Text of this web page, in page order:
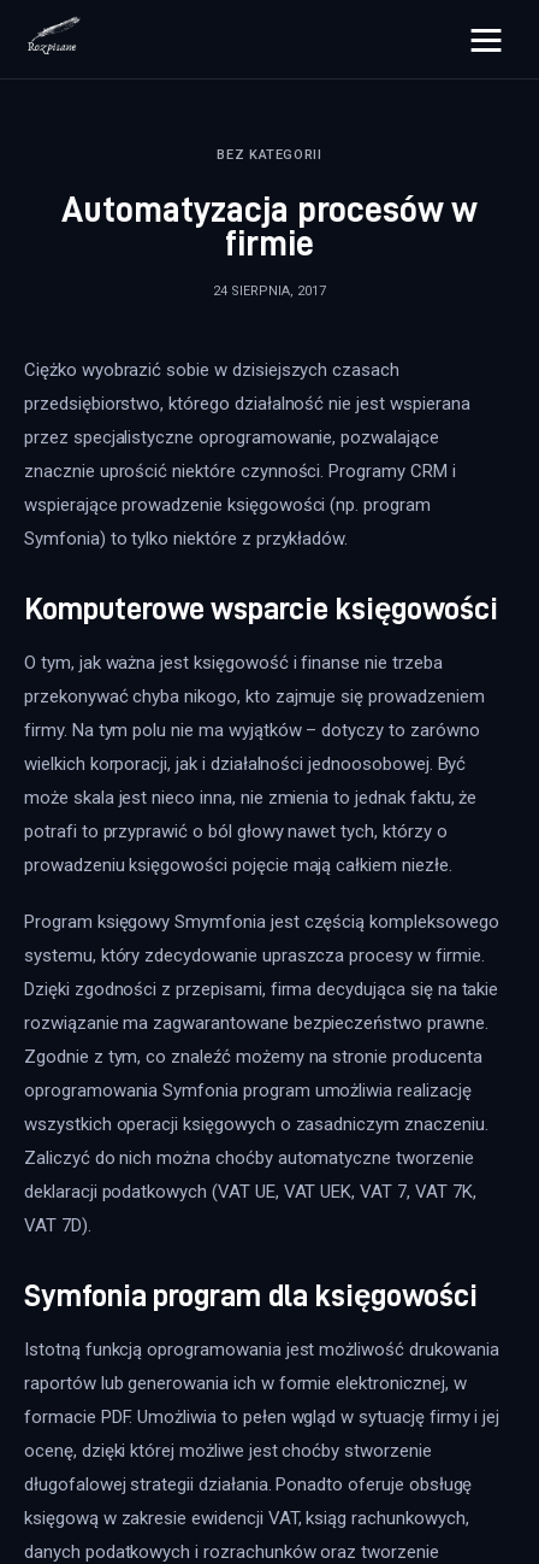
rozpisane.pl
Zdrowie
Więcej
BEZ KATEGORII
Automatyzacja procesów w
firmie
24 SIERPNIA, 2017
Ciężko wyobrazić sobie w dzisiejszych czasach
przedsiębiorstwo, którego działalność nie jest wspierana
przez specjalistyczne oprogramowanie, pozwalające
znacznie uprościć niektóre czynności. Programy CRM i
wspierające prowadzenie księgowości (np. program
Symfonia) to tylko niektóre z przykładów.
Komputerowe wsparcie księgowości
O tym, jak ważna jest księgowość i finanse nie trzeba
przekonywać chyba nikogo, kto zajmuje się prowadzeniem
firmy. Na tym polu nie ma wyjątków – dotyczy to zarówno
wielkich korporacji, jak i działalności jednoosobowej. Być
może skala jest nieco inna, nie zmienia to jednak faktu, że
potrafi to przyprawić o ból głowy nawet tych, którzy o
prowadzeniu księgowości pojęcie mają całkiem niezłe.
Program księgowy Smymfonia jest częścią kompleksowego
systemu, który zdecydowanie upraszcza procesy w firmie.
Dzięki zgodności z przepisami, firma decydująca się na takie
rozwiązanie ma zagwarantowane bezpieczeństwo prawne.
Zgodnie z tym, co znaleźć możemy na stronie producenta
oprogramowania Symfonia program umożliwia realizację
wszystkich operacji księgowych o zasadniczym znaczeniu.
Zaliczyć do nich można choćby automatyczne tworzenie
deklaracji podatkowych (VAT UE, VAT UEK, VAT 7, VAT 7K,
VAT 7D).
Symfonia program dla księgowości
Istotną funkcją oprogramowania jest możliwość drukowania
raportów lub generowania ich w formie elektronicznej, w
formacie PDF. Umożliwia to pełen wgląd w sytuację firmy i jej
ocenę, dzięki której możliwe jest choćby stworzenie
długofalowej strategii działania. Ponadto oferuje obsługę
księgową w zakresie ewidencji VAT, ksiąg rachunkowych,
danych podatkowych i rozrachunków oraz tworzenie